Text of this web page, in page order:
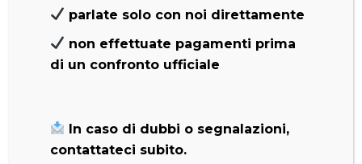
questo modello risulta superiore in tutta la
sua categoria.
ingombrante, che è stato progettato per
esseretrasportato facilmente
parlate solo con noi direttamente
non effettuate pagamenti prima
di un confronto ufficiale
In caso di dubbi o segnalazioni,
contattateci subito.